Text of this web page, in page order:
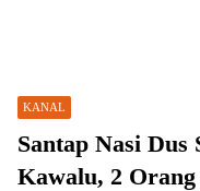
KANAL
Santap Nasi
Kawalu, 2